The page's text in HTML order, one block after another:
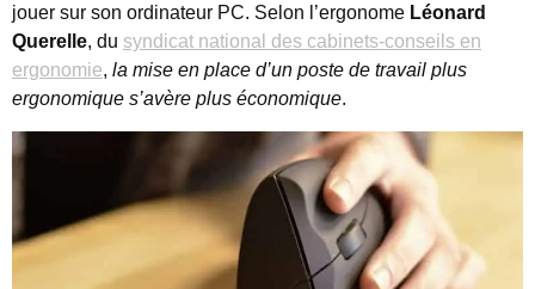
jouer sur son ordinateur PC. Selon l’ergonome Léonard
Querelle, du syndicat national des cabinets-conseils en
ergonomie, la mise en place d’un poste de travail plus
ergonomique s’avère plus économique.